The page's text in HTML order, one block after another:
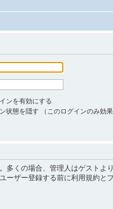
ンを有効にする
状態を隠す （このログインのみ効
多くの場合、管理人はゲスト
ーザー登録する前に利用規約